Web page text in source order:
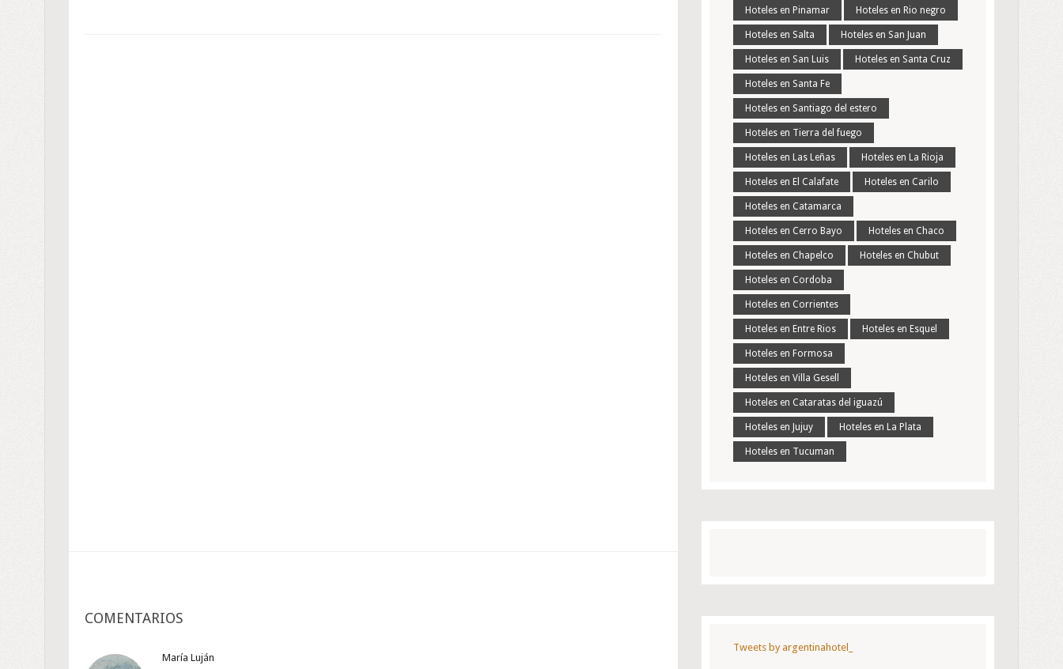
COMENTARIOS
María Luján
Hoteles en Pinamar Hoteles en Rio negro
Hoteles en Salta Hoteles en San Juan
Hoteles en San Luis Hoteles en Santa Cruz
Hoteles en Santa Fe
Hoteles en Santiago del estero
Hoteles en Tierra del fuego
Hoteles en Las Leñas Hoteles en La Rioja
Hoteles en El Calafate Hoteles en Carilo
Hoteles en Catamarca
Hoteles en Cerro Bayo Hoteles en Chaco
Hoteles en Chapelco Hoteles en Chubut
Hoteles en Cordoba
Hoteles en Corrientes
Hoteles en Entre Rios Hoteles en Esquel
Hoteles en Formosa
Hoteles en Villa Gesell
Hoteles en Cataratas del iguazú
Hoteles en Jujuy Hoteles en La Plata
Hoteles en Tucuman
Tweets by argentinahotel_